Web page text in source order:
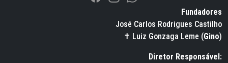
Fundadores
José Carlos Rodrigues Castilho
✝ Luiz Gonzaga Leme (Gino)
Diretor Responsável: